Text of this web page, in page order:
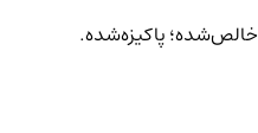
خالص‌شده؛ پاکیزه‌شده.